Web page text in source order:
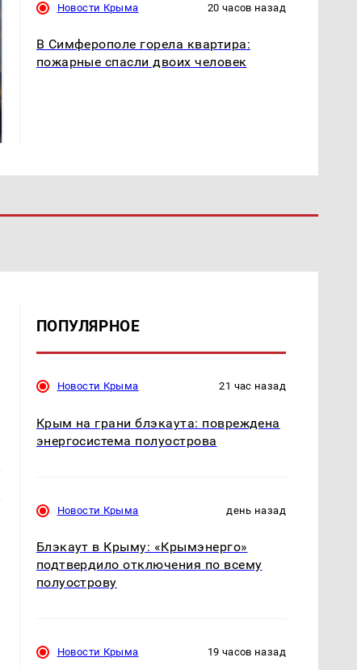
Новости Крыма 20 часов назад
В Симферополе горела квартира:
пожарные спасли двоих человек
ПОПУЛЯРНОЕ
Новости Крыма 21 час назад
Крым на грани блэкаута: повреждена
энергосистема полуострова
Новости Крыма день назад
Блэкаут в Крыму: «Крымэнерго»
подтвердило отключения по всему
полуострову
Новости Крыма 19 часов назад